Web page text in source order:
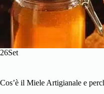
26Set
Cos’è il Miele Artigianale e